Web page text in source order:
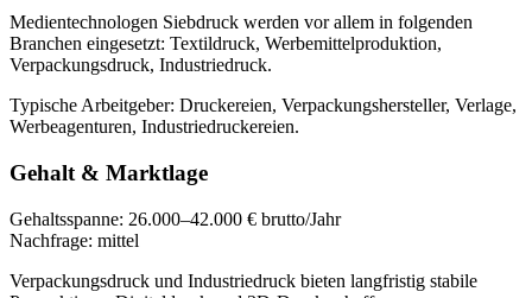
Medientechnologen Siebdruck werden vor allem in folgenden
Branchen eingesetzt: Textildruck, Werbemittelproduktion,
Verpackungsdruck, Industriedruck.
Typische Arbeitgeber: Druckereien, Verpackungshersteller, Verlage,
Werbeagenturen, Industriedruckereien.
Gehalt & Marktlage
Gehaltsspanne: 26.000–42.000 € brutto/Jahr
Nachfrage: mittel
Verpackungsdruck und Industriedruck bieten langfristig stabile